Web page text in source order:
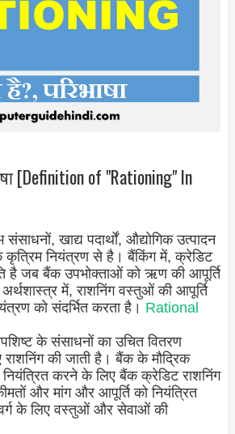
[Definition of "Rationing" In
संसाधनों, खाद्य पदार्थों, औद्योगिक उत्पादन
नियंत्रण से है। बैंकिंग में, क्रेडिट
है जब बैंक उपभोक्ताओं को ऋण की आपूर्ति
में, राशनिंग वस्तुओं की आपूर्ति
को संदर्भित करता है। Rational
के संसाधनों का उचित वितरण
की जाती है। बैंक के मौद्रिक
करने के लिए बैंक क्रेडिट राशनिंग
और मांग और आपूर्ति को नियंत्रित
के लिए वस्तुओं और सेवाओं की